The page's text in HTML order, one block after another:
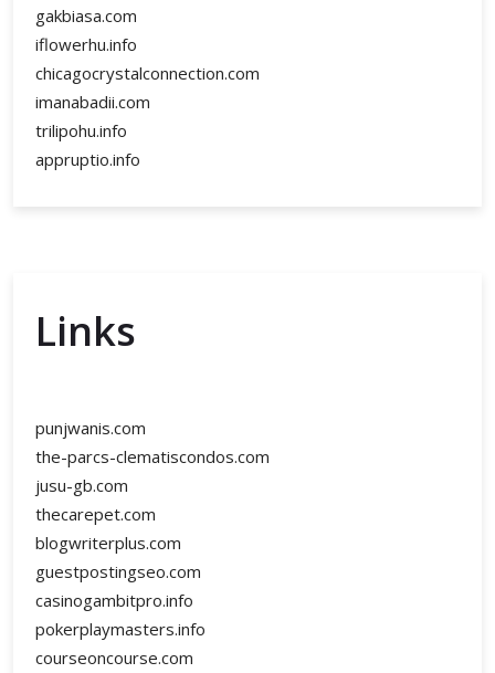
gakbiasa.com
iflowerhu.info
chicagocrystalconnection.com
imanabadii.com
trilipohu.info
appruptio.info
Links
punjwanis.com
the-parcs-clematiscondos.com
jusu-gb.com
thecarepet.com
blogwriterplus.com
guestpostingseo.com
casinogambitpro.info
pokerplaymasters.info
courseoncourse.com